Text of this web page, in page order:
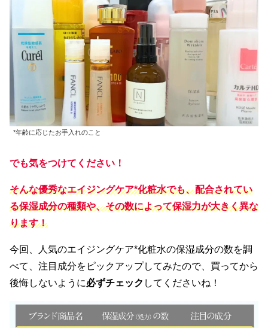
*年齢に応じたお手入れのこと
でも気をつけてください！
そんな優秀なエイジングケア*化粧水でも、配合されてい
る保湿成分の種類や、その数によって保湿力が大きく異な
ります！
今回、人気のエイジングケア*化粧水の保湿成分の数を調
べて、注目成分をピックアップしてみたので、買ってから
後悔しないように必ずチェック してくださいね！